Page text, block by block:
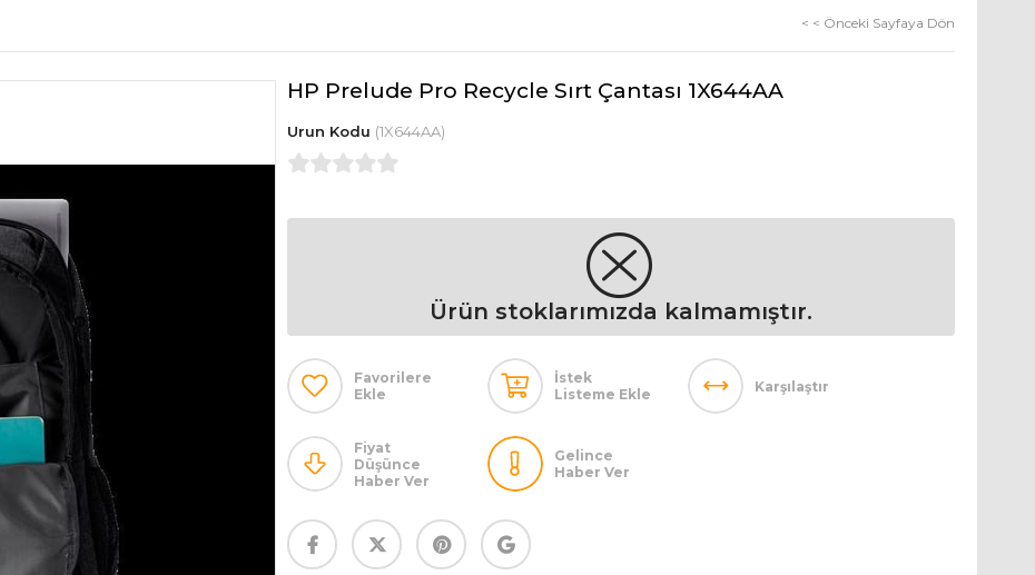
< < Önceki Sayfaya Dön
HP Prelude Pro Recycle Sırt Çantası 1X644AA
(1X644AA)
Ürün stoklarımızda kalmamıştır.
Favorilere
Ekle
İstek
Listeme Ekle
Karşılaştır
Fiyat
Düşünce
Haber Ver
Gelince
Haber Ver